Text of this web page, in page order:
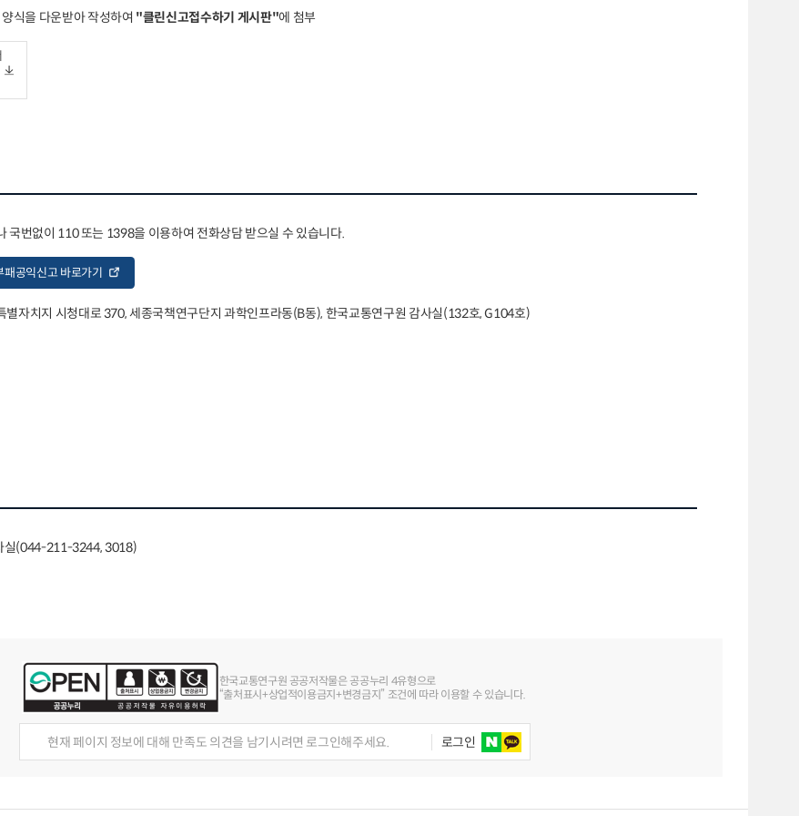
식을 다운받아 작성하여 "클린신고접수하기 게시판"에 첨부
국번없이 110 또는 1398을 이용하여 전화상담 받으실 수 있습니다.
공익신고 바로가기
별자치지 시청대로 370, 세종국책연구단지 과학인프라동(B동), 한국교통연구원 감사실(132호, G104호)
실(044-211-3244, 3018)
한국교통연구원 공공저작물은 공공누리 4유형으로
“출처표시+상업적이용금지+변경금지” 조건에 따라 이용할 수 있습니다.
현재 페이지 정보에 대해 만족도 의견을 남기시려면 로그인해주세요. 로그인